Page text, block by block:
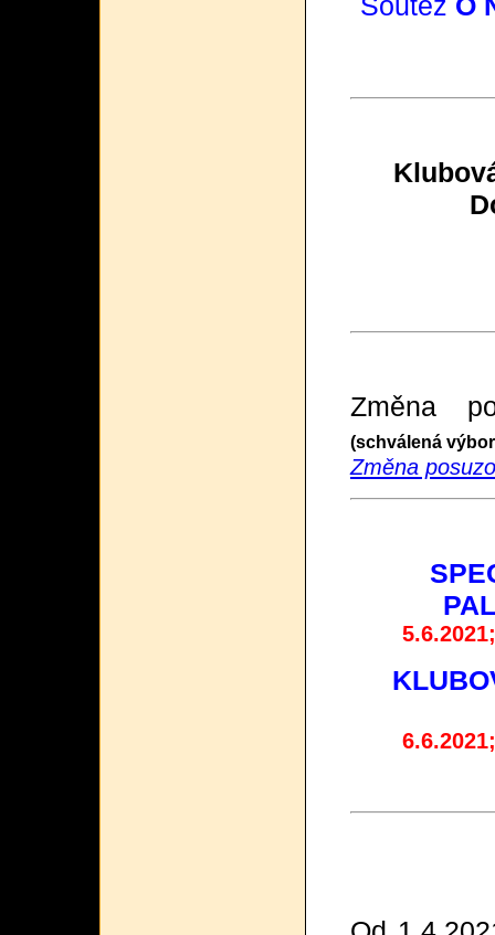
Změna
(schválená
Změna